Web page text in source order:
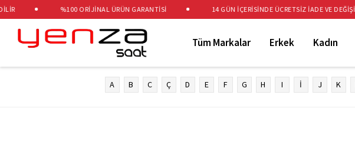
%100 ORİJİNAL ÜRÜN GARANTİSİ 14 GÜN İÇERİSİNDE ÜCRETSİZ İADE VE DEĞİŞİM
Tüm Markalar Erkek Kadın
A B C Ç D E F G H I İ J K